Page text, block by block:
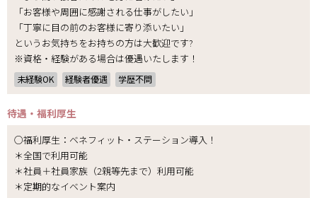
「お客様や周囲に感謝される仕事がしたい」
「丁寧に目の前のお客様に寄り添いたい」
というお気持ちをお持ちの方は大歓迎です?
※資格・経験がある場合は優遇いたします！
未経験OK 経験者優遇 学歴不問
待遇・福利厚生
○福利厚生：ベネフィット・ステーション導入！
＊全国で利用可能
＊社員＋社員家族（2親等先まで）利用可能
＊定期的なイベント案内